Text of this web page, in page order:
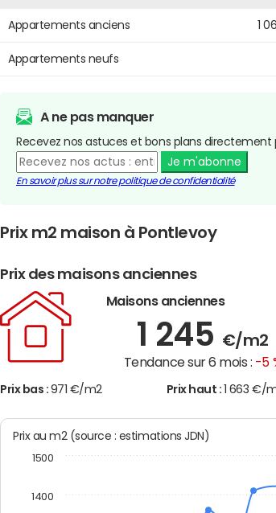
Appartements anciens 1
Appartements neufs
A ne pas manquer
Recevez nos astuces et bons plans directement
Je m'abonne
En savoir plus sur notre politique de confidentialité
Prix m2 maison à Pontlevoy
Prix des maisons anciennes
Maisons anciennes
1 245 €/m2
Tendance sur 6 mois : -5
Prix bas : 971 €/m2 Prix haut : 1 663 €/
Prix au m2 (source : estimations JDN)
1400
1500